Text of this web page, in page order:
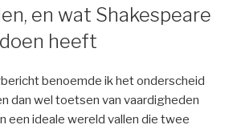
en wat Shakespeare
heeft
benoemde ik het onderscheid
dan wel toetsen van vaardigheden
een ideale wereld vallen die twee